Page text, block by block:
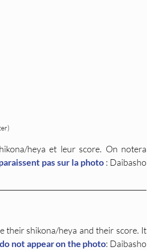
heya et leur score. On notera
pas sur la photo : Daibasho
their shikona/heya and their score. It
not appear on the photo: Daibasho